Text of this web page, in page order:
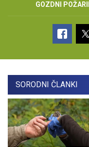
GOZDNI POŽARI
SORODNI ČLANKI